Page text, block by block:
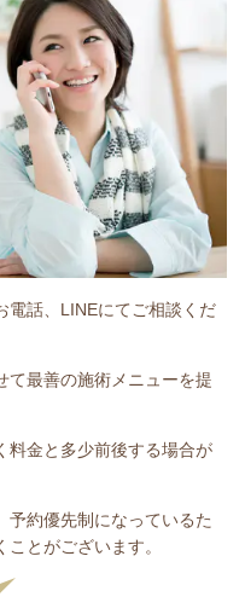
電話、LINEにてご相談くだ
て最善の施術メニューを提
料金と多少前後する場合が
約優先制になっているた
とがございます。